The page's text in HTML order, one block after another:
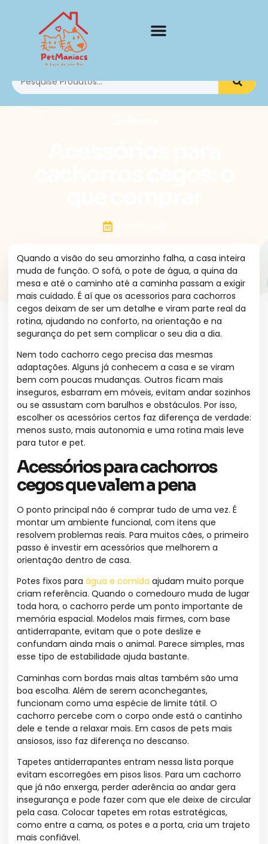
Quando a visão do seu amorzinho falha, a casa inteira
muda de função. O sofá, o pote de água, a quina da
mesa e até o caminho até a caminha passam a exigir
mais cuidado. É aí que os acessorios para cachorros
cegos deixam de ser um detalhe e viram parte real da
rotina, ajudando no conforto, na orientação e na
segurança do pet sem complicar o seu dia a dia.
Nem todo cachorro cego precisa das mesmas
adaptações. Alguns já conhecem a casa e se viram
bem com poucas mudanças. Outros ficam mais
inseguros, esbarram em móveis, evitam andar sozinhos
ou se assustam com barulhos e obstáculos. Por isso,
escolher os acessórios certos faz diferença de verdade:
menos susto, mais autonomia e uma rotina mais leve
para tutor e pet.
Acessórios para cachorros
cegos que valem a pena
O ponto principal não é comprar tudo de uma vez. É
montar um ambiente funcional, com itens que
resolvem problemas reais. Para muitos cães, o primeiro
passo é investir em acessórios que melhorem a
orientação dentro de casa.
Potes fixos para água e comida ajudam muito porque
criam referência. Quando o comedouro muda de lugar
toda hora, o cachorro perde um ponto importante de
memória espacial. Modelos mais firmes, com base
antiderrapante, evitam que o pote deslize e
confundam ainda mais o animal. Parece simples, mas
esse tipo de estabilidade ajuda bastante.
Caminhas com bordas mais altas também são uma
boa escolha. Além de serem aconchegantes,
funcionam como uma espécie de limite tátil. O
cachorro percebe com o corpo onde está o cantinho
dele e tende a relaxar mais. Em casos de pets mais
ansiosos, isso faz diferença no descanso.
Tapetes antiderrapantes entram nessa lista porque
evitam escorregões em pisos lisos. Para um cachorro
que já não enxerga, perder aderência ao andar gera
insegurança e pode fazer com que ele deixe de circular
pela casa. Colocar tapetes em rotas estratégicas,
como entre a cama, os potes e a porta, cria um trajeto
mais confiável.